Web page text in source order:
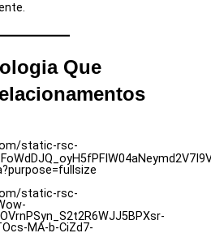
Que